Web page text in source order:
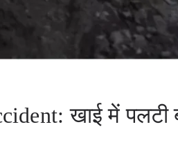
खाई में पलटी